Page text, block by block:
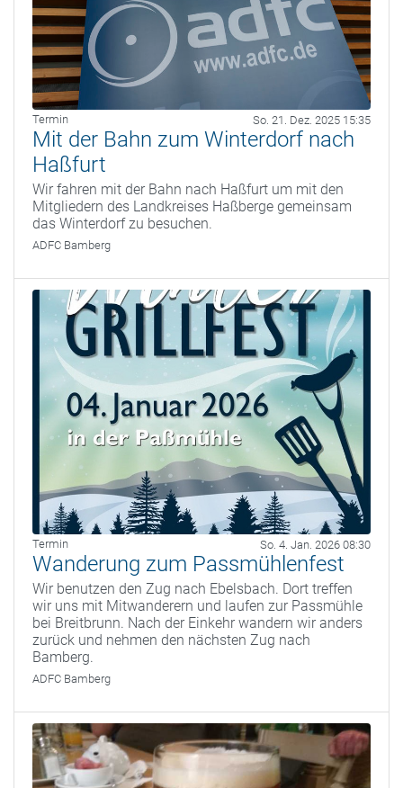
Termin So. 21. Dez. 2025 15:35
Mit der Bahn zum Winterdorf nach
Haßfurt
Wir fahren mit der Bahn nach Haßfurt um mit den
Mitgliedern des Landkreises Haßberge gemeinsam
das Winterdorf zu besuchen.
ADFC Bamberg
Termin So. 4. Jan. 2026 08:30
Wanderung zum Passmühlenfest
Wir benutzen den Zug nach Ebelsbach. Dort treffen
wir uns mit Mitwanderern und laufen zur Passmühle
bei Breitbrunn. Nach der Einkehr wandern wir anders
zurück und nehmen den nächsten Zug nach
Bamberg.
ADFC Bamberg